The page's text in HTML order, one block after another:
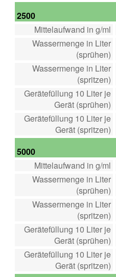
2500
Mittelaufwand in g/ml
Wassermenge in Liter
(sprühen)
Wassermenge in Liter
(spritzen)
Gerätefüllung 10 Liter je
Gerät (sprühen)
Gerätefüllung 10 Liter je
Gerät (spritzen)
5000
Mittelaufwand in g/ml
Wassermenge in Liter
(sprühen)
Wassermenge in Liter
(spritzen)
Gerätefüllung 10 Liter je
Gerät (sprühen)
Gerätefüllung 10 Liter je
Gerät (spritzen)